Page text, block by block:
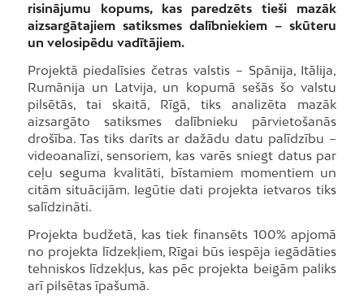
risinājumu kopums, kas paredzēts tieši mazāk
aizsargātajiem satiksmes dalībniekiem – skūteru
un velosipēdu vadītājiem.
Projektā piedalīsies četras valstis – Spānija, Itālija,
Rumānija un Latvija, un kopumā sešās šo valstu
pilsētās, tai skaitā, Rīgā, tiks analizēta mazāk
aizsargāto satiksmes dalībnieku pārvietošanās
drošība. Tas tiks darīts ar dažādu datu palīdzību –
videoanalīzi, sensoriem, kas varēs sniegt datus par
ceļu seguma kvalitāti, bīstamiem momentiem un
citām situācijām. Iegūtie dati projekta ietvaros tiks
salīdzināti.
Projekta budžetā, kas tiek finansēts 100% apjomā
no projekta līdzekļiem, Rīgai būs iespēja iegādāties
tehniskos līdzekļus, kas pēc projekta beigām paliks
arī pilsētas īpašumā.